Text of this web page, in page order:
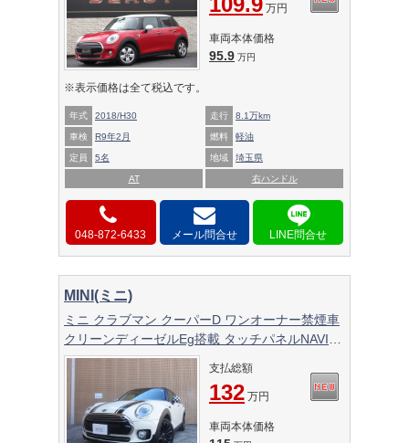
万円
車両本体価格
95.9 万円
※表示価格は全て税込です。
年式 2018/H30 走行 8.1万km
車検 R9年2月 燃料 軽油
定員 5名 地域 埼玉県
AT 右ハンドル
048-872-6433 メール問合せ
MINI(ミニ)
ミニ クラブマン クーパーD ワンオーナー禁煙車
クリーンディーゼルEg搭載 タッチパネルNAVI
BTオーディオ ペッパーPKG コンフォートアクセ
ス 記録簿 スペアキー完備
支払総額
132 万円
車両本体価格